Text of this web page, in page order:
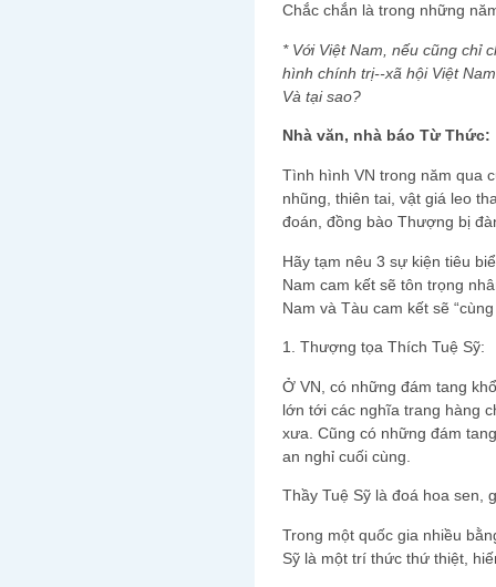
Chắc chắn là trong những
* Với Việt Nam, nếu cũng chỉ
hình chính trị--xã hội Việt
Và tại sao?
Nhà văn, nhà báo Từ Thức:
Tình hình VN trong năm qua
nhũng, thiên tai, vật giá leo
đoán, đồng bào Thượng bị
Hãy tạm nêu 3 sự kiện tiêu
Nam cam kết sẽ tôn trọng
Nam và Tàu cam kết sẽ
1. Thượng tọa Thích Tuệ Sỹ:
Ở VN, có những đám tang
lớn tới các nghĩa trang hàng
xưa. Cũng có những đám
an nghỉ cuối cùng.
Thầy Tuệ Sỹ là đoá hoa sen,
Trong một quốc gia nhiều
Sỹ là một trí thức thứ thiệt,